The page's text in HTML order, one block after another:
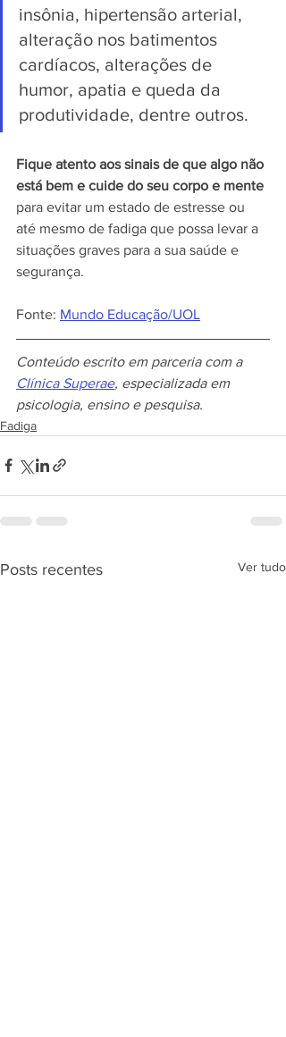
insônia, hipertensão arterial,
alteração nos batimentos
cardíacos, alterações de
humor, apatia e queda da
produtividade, dentre outros.
Fique atento aos sinais de que algo não
está bem e cuide do seu corpo e mente
para evitar um estado de estresse ou
até mesmo de fadiga que possa levar a
situações graves para a sua saúde e
segurança.
Fonte: Mundo Educação/UOL
Conteúdo escrito em parceria com a
Clínica Superae, especializada em
psicologia, ensino e pesquisa.
Fadiga
Posts recentes Ver tudo